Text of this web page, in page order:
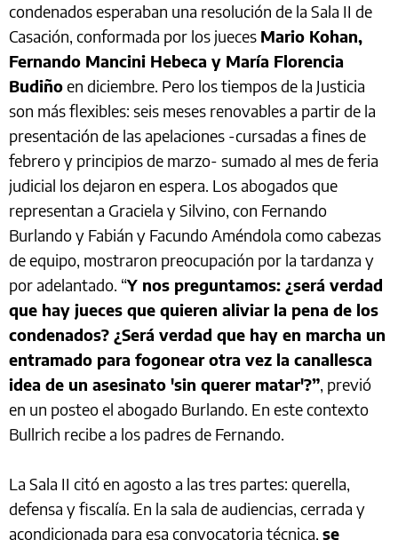
condenados esperaban una resolución de la Sala II de
Casación, conformada por los jueces Mario Kohan,
Fernando Mancini Hebeca y María Florencia
Budiñoen diciembre. Pero los tiempos de la Justicia
son más flexibles: seis meses renovables a partir de la
presentación de las apelaciones -cursadas a fines de
febrero y principios de marzo- sumado al mes de feria
judicial los dejaron en espera. Los abogados que
representan a Graciela y Silvino, con Fernando
Burlando y Fabián y Facundo Améndola como cabezas
de equipo, mostraron preocupación por la tardanza y
por adelantado. “Y nos preguntamos: ¿será verdad
que hay jueces que quieren aliviar la pena de los
condenados? ¿Será verdad que hay en marcha un
entramado para fogonear otra vez la canallesca
idea de un asesinato 'sin querer matar'?”, previó
en un posteo el abogado Burlando. En este contexto
Bullrich recibe a los padres de Fernando.
La Sala II citó en agosto a las tres partes: querella,
defensa y fiscalía. En la sala de audiencias, cerrada y
acondicionada para esa convocatoria técnica, se